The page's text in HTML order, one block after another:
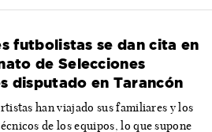
futbolistas se dan cita en
de Selecciones
disputado en Tarancón
han viajado sus familiares y los
de los equipos, lo que supone